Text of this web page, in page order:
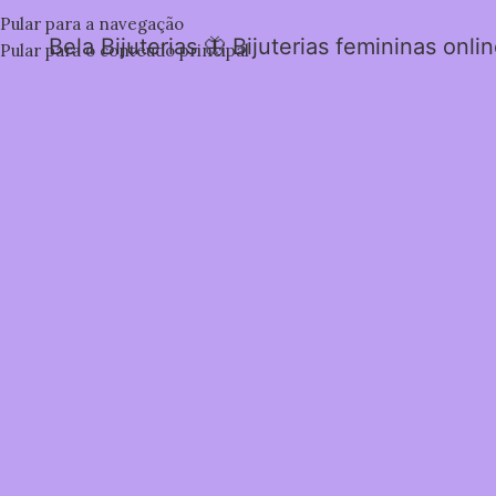
Pular para a navegação
Pular para o conteúdo principal
Bela Bijuterias 🦋 Bijuterias femininas